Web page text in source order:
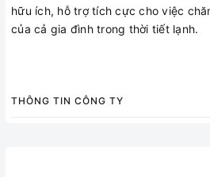
hữu ích, hỗ trợ tích cực cho việc
của cả gia đình trong thời tiết lạnh.
THÔNG TIN CÔNG TY